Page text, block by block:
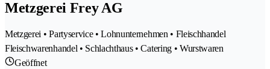
Metzgerei Frey AG
Metzgerei • Partyservice • Lohnunternehmen • Fleischhandel
Fleischwarenhandel • Schlachthaus • Catering • Wurstwaren
Geöffnet